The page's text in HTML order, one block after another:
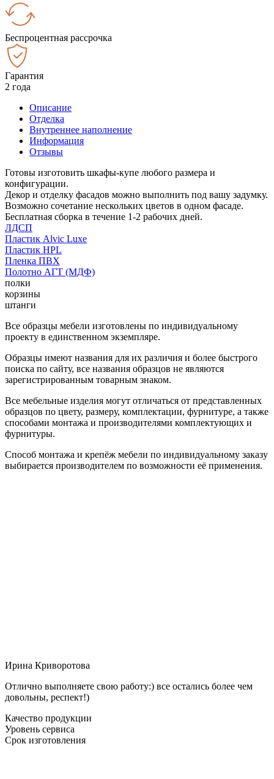
Беспроцентная рассрочка
Гарантия
2 года
Описание
Отделка
Внутреннее наполнение
Информация
Отзывы
Готовы изготовить шкафы-купе любого размера и
конфигурации.
Декор и отделку фасадов можно выполнить под вашу задумку.
Возможно сочетание нескольких цветов в одном фасаде.
Бесплатная сборка в течение 1-2 рабочих дней.
ЛДСП
Пластик Alvic Luxe
Пластик HPL
Пленка ПВХ
Полотно АГТ (МДФ)
полки
корзины
штанги
Все образцы мебели изготовлены по индивидуальному
проекту в единственном экземпляре.
Образцы имеют названия для их различия и более быстрого
поиска по сайту, все названия образцов не являются
зарегистрированным товарным знаком.
Все мебельные изделия могут отличаться от представленных
образцов по цвету, размеру, комплектации, фурнитуре, а также
способами монтажа и производителями комплектующих и
фурнитуры.
Способ монтажа и крепёж мебели по индивидуальному заказу
выбирается производителем по возможности её применения.
Ирина Криворотова
Отлично выполняете свою работу:) все остались более чем
довольны, респект!)
Качество продукции
Уровень сервиса
Срок изготовления